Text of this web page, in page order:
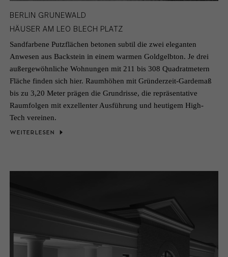
BERLIN GRUNEWALD
HÄUSER AM LEO BLECH PLATZ
Sandfarbene Putzflächen betonen subtil die zwei eleganten
Anwesen aus Backstein in einem warmen Goldgelbton. Je drei
außergewöhnliche Wohnungen mit 211 bis 308 Quadratmetern
Fläche finden sich hier. Raumhöhen mit Gründerzeit-Gardemaß
bis zu 3,20 Meter prägen die Grundrisse, die repräsentative
Raumfolgen mit exzellenter Ausführung und heutigem High-
Tech vereinen.
WEITERLESEN